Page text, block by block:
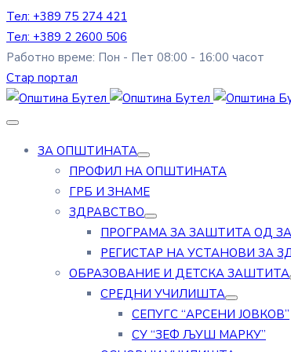
Тел: +389 75 274 421
Тел: +389 2 2600 506
Работно време: Пон - Пет 08:00 - 16:00 часот
Стар портал
ЗА ОПШТИНАТА
ПРОФИЛ НА ОПШТИНАТА
ГРБ И ЗНАМЕ
ЗДРАВСТВО
ПРОГРАМА ЗА ЗАШТИТА ОД
РЕГИСТАР НА УСТАНОВИ ЗА
ОБРАЗОВАНИЕ И ДЕТСКА ЗАШТИТА
СРЕДНИ УЧИЛИШТА
СЕПУГС “АРСЕНИ ЈОВКОВ”
СУ “ЗЕФ ЉУШ МАРКУ”